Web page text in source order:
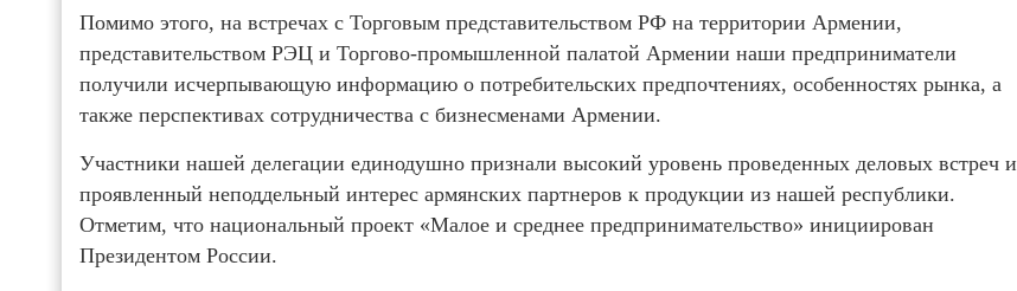
Помимо этого, на встречах с Торговым представительством РФ на территории Армении,
представительством РЭЦ и Торгово-промышленной палатой Армении наши предприниматели
получили исчерпывающую информацию о потребительских предпочтениях, особенностях рынка, а
также перспективах сотрудничества с бизнесменами Армении.
Участники нашей делегации единодушно признали высокий уровень проведенных деловых встреч и
проявленный неподдельный интерес армянских партнеров к продукции из нашей республики.
Отметим, что национальный проект «Малое и среднее предпринимательство» инициирован
Президентом России.